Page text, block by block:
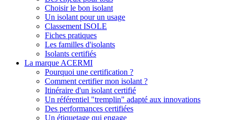
Choisir le bon isolant
Un isolant pour un usage
Classement ISOLE
Fiches pratiques
Les familles d'isolants
Isolants certifiés
La marque ACERMI
Pourquoi une certification ?
Comment certifier mon isolant ?
Itinéraire d'un isolant certifié
Un référentiel "tremplin" adapté aux innovations
Des performances certifiées
Un étiquetage qui engage